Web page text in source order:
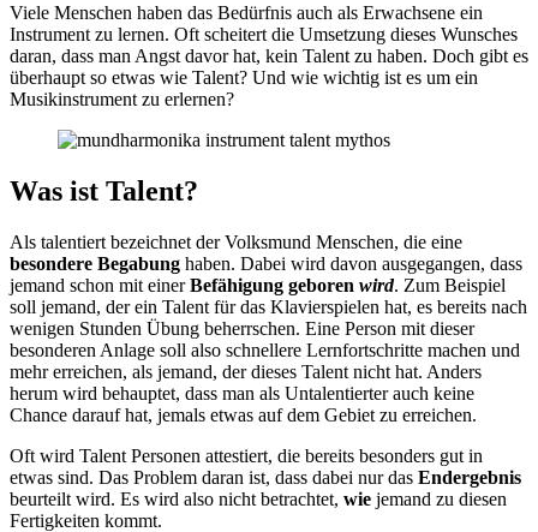
Viele Menschen haben das Bedürfnis auch als Erwachsene ein
Instrument zu lernen. Oft scheitert die Umsetzung dieses Wunsches
daran, dass man Angst davor hat, kein Talent zu haben. Doch gibt es
überhaupt so etwas wie Talent? Und wie wichtig ist es um ein
Musikinstrument zu erlernen?
Was ist Talent?
Als talentiert bezeichnet der Volksmund Menschen, die eine
besondere Begabung haben. Dabei wird davon ausgegangen, dass
jemand schon mit einerBefähigung geboren wird. Zum Beispiel
soll jemand, der ein Talent für das Klavierspielen hat, es bereits nach
wenigen Stunden Übung beherrschen. Eine Person mit dieser
besonderen Anlage soll also schnellere Lernfortschritte machen und
mehr erreichen, als jemand, der dieses Talent nicht hat. Anders
herum wird behauptet, dass man als Untalentierter auch keine
Chance darauf hat, jemals etwas auf dem Gebiet zu erreichen.
Oft wird Talent Personen attestiert, die bereits besonders gut in
etwas sind. Das Problem daran ist, dass dabei nur das Endergebnis
beurteilt wird. Es wird also nicht betrachtet, wie jemand zu diesen
Fertigkeiten kommt.